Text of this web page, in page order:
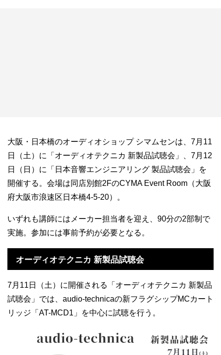
大阪・日本橋のオーディオショップ シマムセンは、7月11
日（土）に「オーディオテクニカ 新製品試聴会」、7月12
日（日）に「日本音響エンジニアリング 製品試聴会」を
開催する。会場は同店別館2FのCYMA Event Room（大阪
府大阪市浪速区日本橋4-5-20）。
いずれも講師にはメーカー担当者を迎え、90分の2部制で
実施。参加には事前予約が必要となる。
オーディオテクニカ 新製品試聴会
7月11日（土）に開催される「オーディオテクニカ 新製品
試聴会」では、audio-technicaの新フラグシップMCカート
リッジ「AT-MCD1」を中心に試聴を行う。